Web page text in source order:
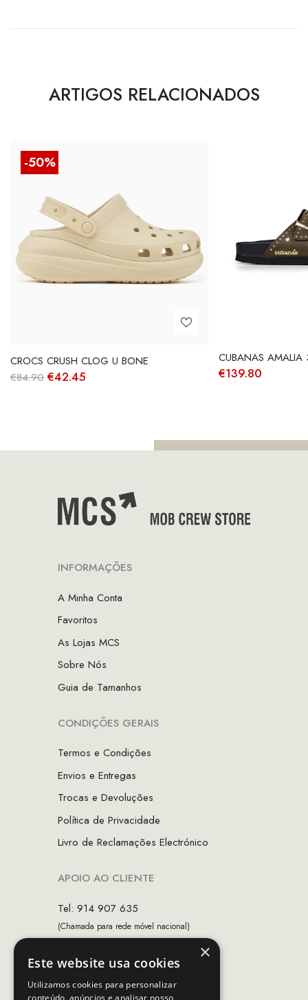
ARTIGOS RELACIONADOS
-50%
CROCS CRUSH CLOG U BONE
€84.90 O
€42.45
CUBANAS
€139.80
INFORMAÇÕES
A Minha Conta
Favoritos
As Lojas MCS
Sobre Nós
Guia de Tamanhos
CONDIÇÕES GERAIS
Termos e Condições
Envios e Entregas
Trocas e Devoluções
Política de Privacidade
Livro de Reclamações Electrónico
APOIO AO CLIENTE
Tel: 914 907 635
(Chamada para rede móvel nacional)
Horário de contacto:
×
Este website usa cookies
Utilizamos cookies para personalizar
conteúdo, anúncios e analisar nosso